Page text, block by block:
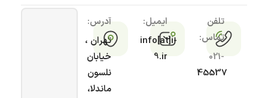
تلفن
تماس:
021-
45537
ایمیل:
info[at]i-
9.ir
آدرس:
تهران ،
خیابان
نلسون
ماندلا،